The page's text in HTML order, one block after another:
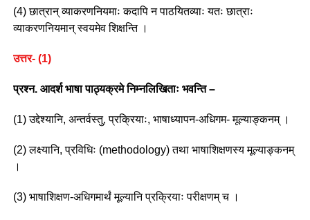
(4) छात्रान् व्याकरणनियमाः कदापि न पाठयितव्याः यतः छात्राः
व्याकरणनियमान् स्वयमेव शिक्षन्ति ।
उत्तर- (1)
प्रश्न. आदर्श भाषा पाठ्यक्रमे निम्नलिखिताः भवन्ति –
(1) उद्देश्यानि, अन्तर्वस्तु, प्रक्रियाः, भाषाध्यापन-अधिगम- मूल्याङ्कनम् ।
(2) लक्ष्यानि, प्रविधिः (methodology) तथा भाषाशिक्षणस्य मूल्याङ्कनम्
।
(3) भाषाशिक्षण-अधिगमार्थं मूल्यानि प्रक्रियाः परीक्षणम् च ।